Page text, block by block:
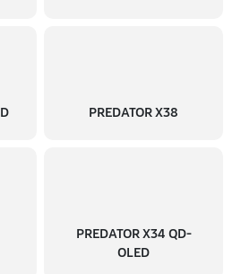
PREDATOR X38
PREDATOR X34 QD-
OLED